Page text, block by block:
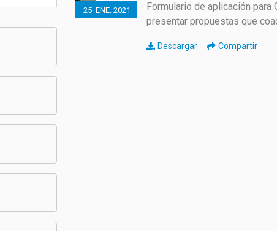
25 ENE. 2021
Formulario de aplicación para
presentar propuestas que
Descargar Compartir